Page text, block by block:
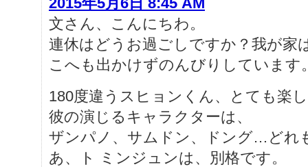
文さん、こんにちわ。
連休はどうお過ごしですか？我が家
こへも出かけずのんびりしています
180度違うスヒョンくん、とても楽
彼の演じるキャラクターは、
ザンパノ、サムドン、ドング…どれ
あ、ト ミンジュンは、別格です。